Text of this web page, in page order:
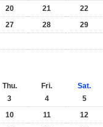
20 21
22
27 28
29
Thu. Fri.
Sat.
3 4
5
10 11
12